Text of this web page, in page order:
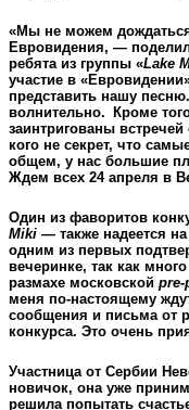
«Мы не можем
Евровидения, —
ребята из группы «Lake
участие в
представить нашу
волнительно. Кроме
заинтригованы
кого не секрет, что
общем, у нас большие
Ждем всех 24 апреля в
Один из фаворитов
Miki — также надеется
одним из первых
вечеринке, так как
размахе московской pre-
меня по-настоящему
сообщения и письма от
конкурса. Это очень
Участница от Сербии
новичок, она уже
решила попытать